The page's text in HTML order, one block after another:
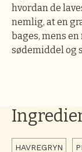
hvordan de
nemlig, at en
bages, mens
sødemiddel og
HAVREGRYN